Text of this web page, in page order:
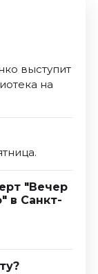
выступит
на
"Вечер
в Санкт-